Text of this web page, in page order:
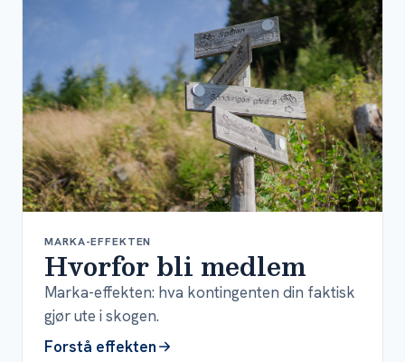
MARKA-EFFEKTEN
Hvorfor bli medlem
Marka-effekten: hva kontingenten din faktisk
gjør ute i skogen.
Forstå effekten